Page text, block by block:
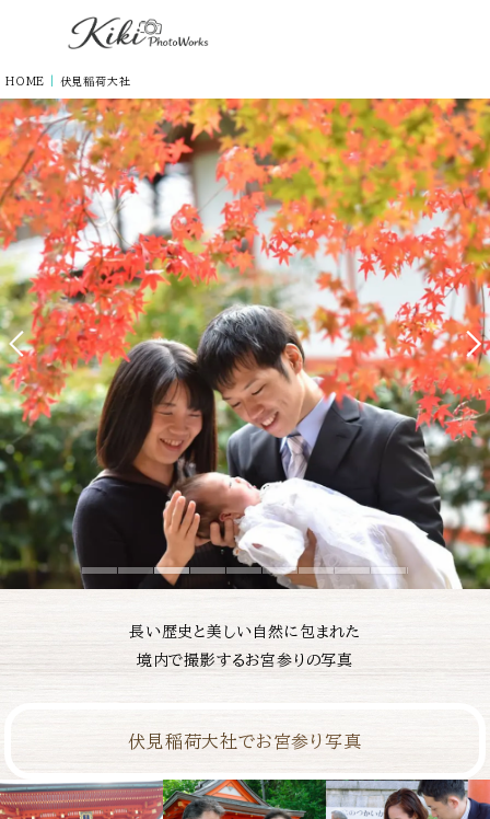
HOME 伏見稲荷大社
長い歴史と美しい自然に包まれた
境内で撮影するお宮参りの写真
伏見稲荷大社でお宮参り写真